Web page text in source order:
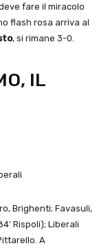
fare il miracolo
flash rosa arriva al
, si rimane 3-0.
IL
Brighenti; Favasuli,
Rispoli); Liberali
A